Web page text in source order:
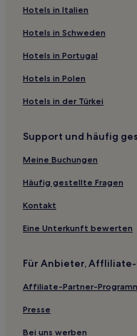
Luxus in Yiwu
Günstige in Yiwu
Luxus in Ningbo
Hotels in Italien
Hotels in Schweden
Hotels in Portugal
Hotels in Polen
Hotels in der Türkei
Support und häufig
Meine Buchungen
Häufig gestellte Fragen
Kontakt
Eine Unterkunft bewerten
Für Anbieter,
Affiliate-Partner-
Presse
Bei uns werben